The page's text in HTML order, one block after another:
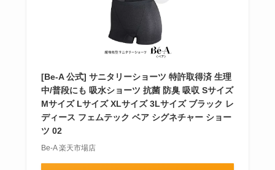
[Be-A 公式] サニタリーショーツ 特許取得済 生理
中/普段にも 吸水ショーツ 抗菌 防臭 吸収 Sサイズ
Mサイズ Lサイズ XLサイズ 3Lサイズ ブラック レ
ディース フェムテック ベア シグネチャー ショー
ツ 02
Be-A 楽天市場店